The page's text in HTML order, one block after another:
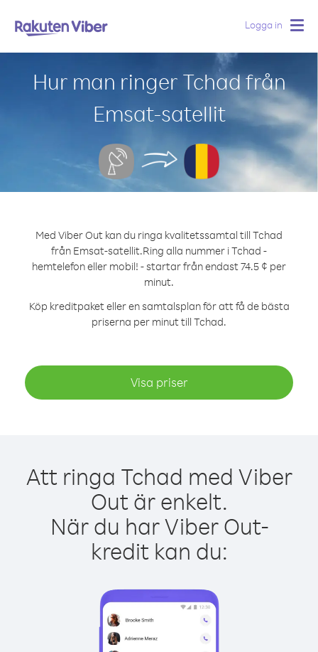
Logga in
Hur man ringer Tchad från
Emsat-satellit
Med Viber Out kan du ringa kvalitetssamtal till Tchad
från Emsat-satellit.Ring alla nummer i Tchad -
hemtelefon eller mobil! - startar från endast 74.5 ¢ per
minut.
Köp kreditpaket eller en samtalsplan för att få de bästa
priserna per minut till Tchad.
Visa priser
Att ringa Tchad med Viber
Out är enkelt.
När du har Viber Out-
kredit kan du: